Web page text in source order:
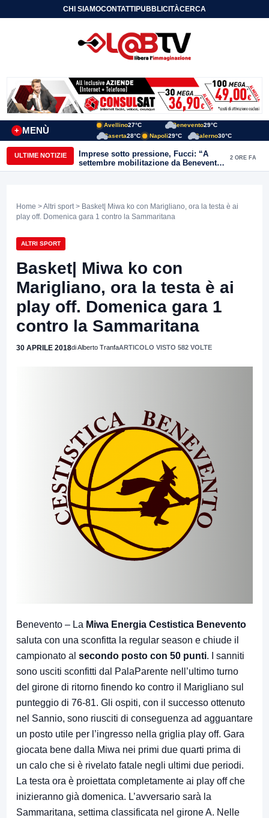
CHI SIAMOCONTATTIPUBBLICITÀCERCA
MENÙ
+
Avellino27°C Benevento29°C
Caserta28°C Napoli29°C Salerno30°C
ULTIME NOTIZIE
Imprese sotto pressione, Fucci: “A
settembre mobilitazione da Benevento
e Avellino”
2 ORE FA
Home >Altri sport > Basket| Miwa ko con Marigliano, ora la testa è ai
play off. Domenica gara 1 contro la Sammaritana
ALTRI SPORT
Basket| Miwa ko con
Marigliano, ora la testa è ai
play off. Domenica gara 1
contro la Sammaritana
30 APRILE 2018di Alberto TranfaARTICOLO VISTO 582 VOLTE
Benevento – La Miwa Energia Cestistica Benevento
saluta con una sconfitta la regular season e chiude il
campionato al secondo posto con 50 punti. I sanniti
sono usciti sconfitti dal PalaParente nell’ultimo turno
del girone di ritorno finendo ko contro il Marigliano sul
punteggio di 76-81. Gli ospiti, con il successo ottenuto
nel Sannio, sono riusciti di conseguenza ad agguantare
un posto utile per l’ingresso nella griglia play off. Gara
giocata bene dalla Miwa nei primi due quarti prima di
un calo che si è rivelato fatale negli ultimi due periodi.
La testa ora è proiettata completamente ai play off che
inizieranno già domenica. L’avversario sarà la
Sammaritana, settima classificata nel girone A. Nelle